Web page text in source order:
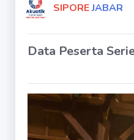
SIPOREJABAR
Data Peserta